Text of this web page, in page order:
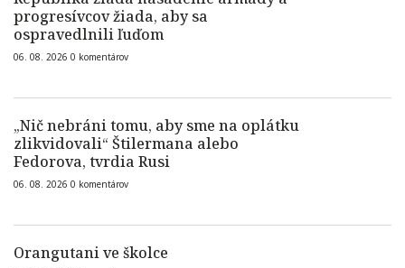
progresívcov žiada, aby sa
ospravedlnili ľuďom
06. 08. 2026 0 komentárov
„Nič nebráni tomu, aby sme na oplátku
zlikvidovali“ Štilermana alebo
Fedorova, tvrdia Rusi
06. 08. 2026 0 komentárov
Orangutani ve školce